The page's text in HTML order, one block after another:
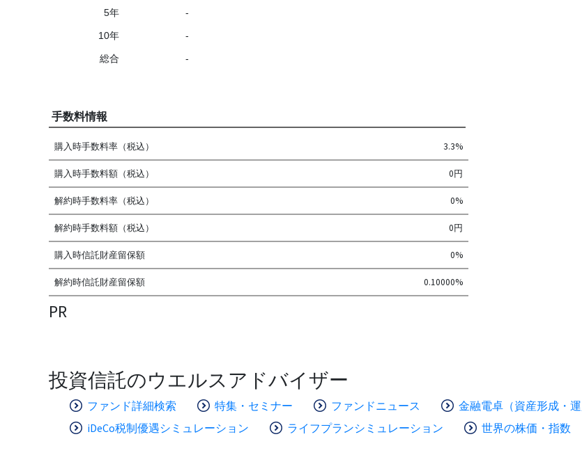
5年 -
10年 -
総合 -
手数料情報
購入時手数料率（税込） 3.3%
購入時手数料額（税込） 0円
解約時手数料率（税込） 0%
解約時手数料額（税込） 0円
購入時信託財産留保額 0%
解約時信託財産留保額 0.10000%
PR
投資信託のウエルスアドバイザー
ファンド詳細検索 特集・セミナー ファンドニュース 金融電卓（資産形成・
iDeCo税制優遇シミュレーション
ライフプランシミュレーション 世界の株価・指数